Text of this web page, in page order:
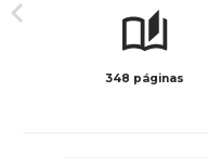
348 páginas